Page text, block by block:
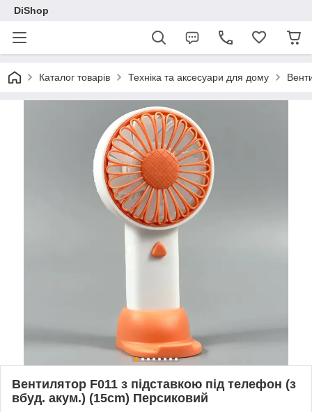
DiShop
Каталог товарів Техніка та аксесуари для дому
Вентилятор F011 з підставкою під телефон (з
вбуд. акум.) (15сm) Персиковий